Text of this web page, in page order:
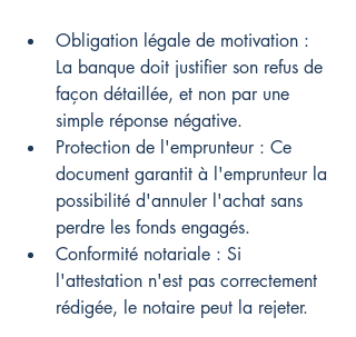
Obligation légale de motivation :
La banque doit justifier son refus de
façon détaillée, et non par une
simple réponse négative.
Protection de l'emprunteur : Ce
document garantit à l'emprunteur la
possibilité d'annuler l'achat sans
perdre les fonds engagés.
Conformité notariale : Si
l'attestation n'est pas correctement
rédigée, le notaire peut la rejeter.